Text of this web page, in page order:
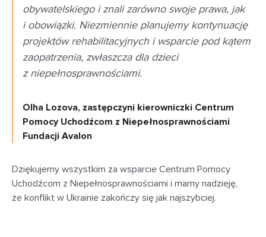
obywatelskiego i znali zarówno swoje prawa, jak
i obowiązki. Niezmiennie planujemy kontynuację
projektów rehabilitacyjnych i wsparcie pod kątem
zaopatrzenia, zwłaszcza dla dzieci
z niepełnosprawnościami.
Olha Lozova, zastępczyni kierowniczki Centrum
Pomocy Uchodźcom z Niepełnosprawnościami
Fundacji Avalon
Dziękujemy wszystkim za wsparcie Centrum Pomocy
Uchodźcom z Niepełnosprawnościami i mamy nadzieję,
że konflikt w Ukrainie zakończy się jak najszybciej.